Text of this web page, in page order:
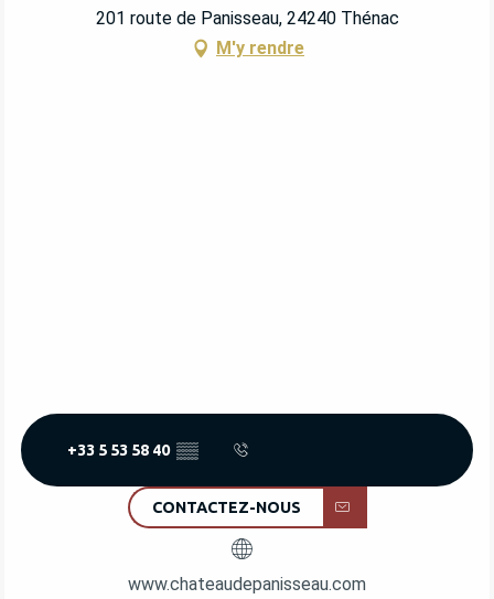
201 route de Panisseau, 24240 Thénac
M'y rendre
+33 5 53 58 40 ▒▒
CONTACTEZ-NOUS
www.chateaudepanisseau.com